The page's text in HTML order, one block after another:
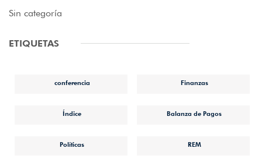
Sin categoría
ETIQUETAS
conferencia Finanzas
Índice Balanza de Pagos
Políticas REM